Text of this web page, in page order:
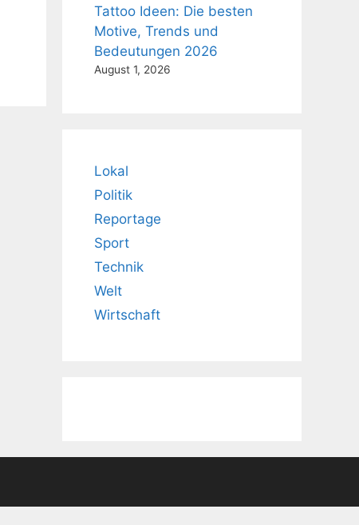
Tattoo Ideen: Die besten
Motive, Trends und
Bedeutungen 2026
August 1, 2026
Lokal
Politik
Reportage
Sport
Technik
Welt
Wirtschaft